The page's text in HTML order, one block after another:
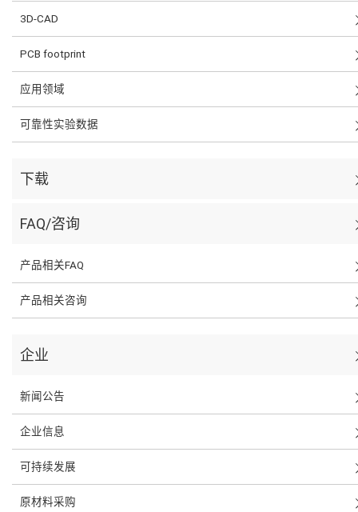
3D-CAD
PCB footprint
应用领域
可靠性实验数据
下载
FAQ/咨询
产品相关FAQ
产品相关咨询
企业
新闻公告
企业信息
可持续发展
原材料采购